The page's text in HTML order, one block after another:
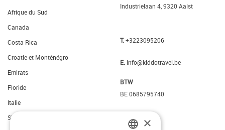
Afrique du Sud
Canada
Costa Rica
Croatie et Monténégro
Emirats
Floride
Italie
Slovenie
Industrielaan 4, 9320 Aalst
T.+3223095206
E. info@kiddotravel.be
BTW
BE 0685795740
×